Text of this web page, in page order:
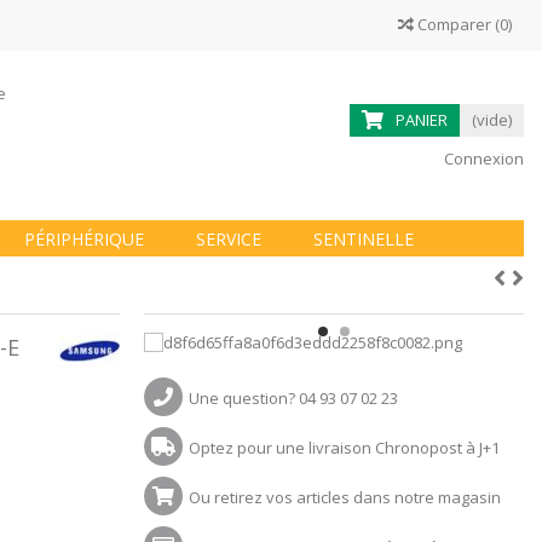
Comparer (0)
PANIER
(vide)
Connexion
PÉRIPHÉRIQUE SERVICE SENTINELLE
E
Une question? 04 93 07 02 23
Optez pour une livraison Chronopost à J+1
Ou retirez vos articles dans notre magasin